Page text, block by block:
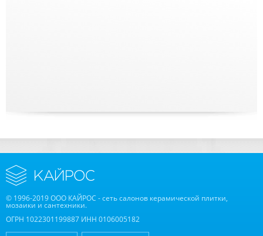
© 1996-2019 ООО КАЙРОС - сеть салонов керамической плитки,
мозаики и сантехники.
ОГРН 1022301199887 ИНН 0106005182